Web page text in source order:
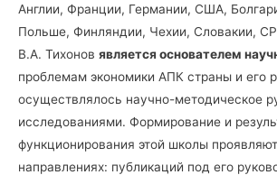
Англии, Франции, Германии, США,
Польше, Финляндии, Чехии, Словакии,
В.А. Тихонов является основателем
проблемам экономики АПК страны и его
осуществлялось научно-методическое
исследованиями. Формирование и
функционирования этой школы
направлениях: публикаций под его